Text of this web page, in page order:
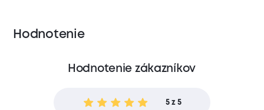
Hodnotenie
Hodnotenie zákazníkov
5 z 5